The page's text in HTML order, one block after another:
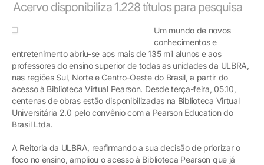
Acervo disponibiliza 1.228 títulos para pesquisa
Um mundo de novos
conhecimentos e
entretenimento abriu-se aos mais de 135 mil alunos e aos
professores do ensino superior de todas as unidades da ULBRA,
nas regiões Sul, Norte e Centro-Oeste do Brasil, a partir do
acesso à Biblioteca Virtual Pearson. Desde terça-feira, 05.10,
centenas de obras estão disponibilizadas na Biblioteca Virtual
Universitária 2.0 pelo convênio com a Pearson Education do
Brasil Ltda.
A Reitoria da ULBRA, reafirmando a sua decisão de priorizar o
foco no ensino, ampliou o acesso à Biblioteca Pearson que já